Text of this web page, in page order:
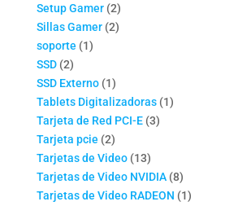
Setup Gamer 22
productos
Sillas Gamer 22
soporte 11
SSD 22
productos
SSD Externo 11
producto
Tablets Digitalizadoras 11
Tarjeta de Red PCI-E 33
Tarjeta pcie 22
productos
Tarjetas de Video 1313
productos
Tarjetas de Video NVIDIA 88
productos
Tarjetas de Video RADEON 11